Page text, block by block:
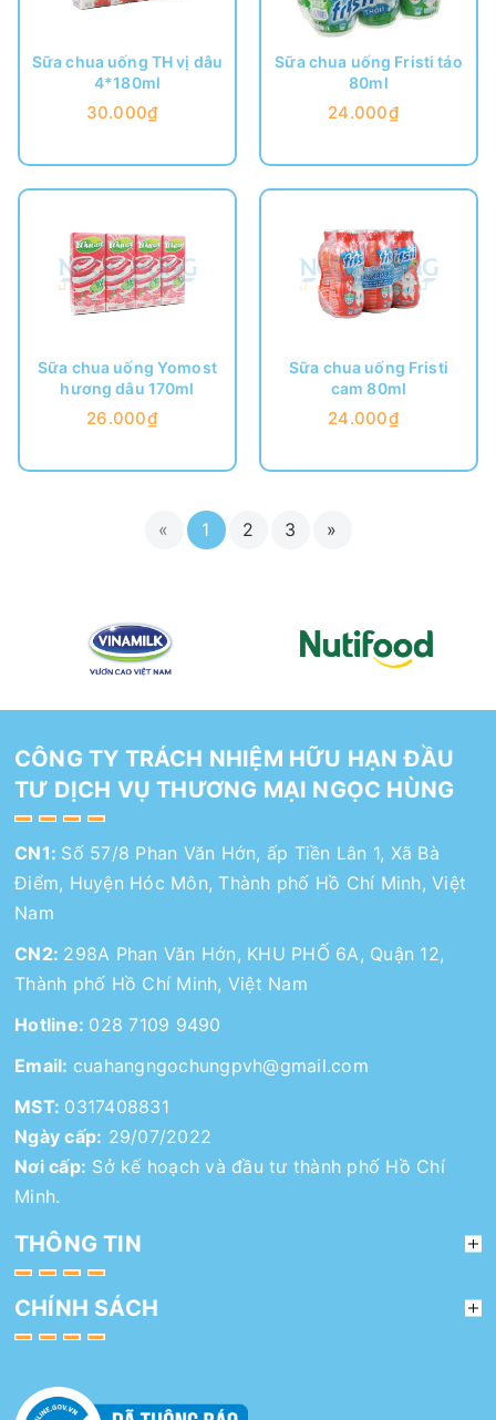
Sữa chua uống TH vị dâu
4*180ml
30.000₫
Sữa chua uống Fristi táo
80ml
24.000₫
Sữa chua uống Yomost
hương dâu 170ml
26.000₫
Sữa chua uống Fristi
cam 80ml
24.000₫
« 1 2 3 »
CÔNG TY TRÁCH NHIỆM HỮU HẠN ĐẦU
TƯ DỊCH VỤ THƯƠNG MẠI NGỌC HÙNG
CN1: Số 57/8 Phan Văn Hớn, ấp Tiền Lân 1, Xã Bà
Điểm, Huyện Hóc Môn, Thành phố Hồ Chí Minh, Việt
Nam
CN2: 298A Phan Văn Hớn, KHU PHỐ 6A, Quận 12,
Thành phố Hồ Chí Minh, Việt Nam
Hotline: 028 7109 9490
Email: cuahangngochungpvh@gmail.com
MST: 0317408831
Ngày cấp: 29/07/2022
Nơi cấp: Sở kế hoạch và đầu tư thành phố Hồ Chí
Minh.
THÔNG TIN
CHÍNH SÁCH